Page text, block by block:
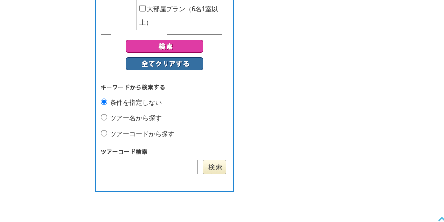
大部屋プラン（6名1室以
上）
条件を指定しない
ツアー名から探す
ツアーコードから探す